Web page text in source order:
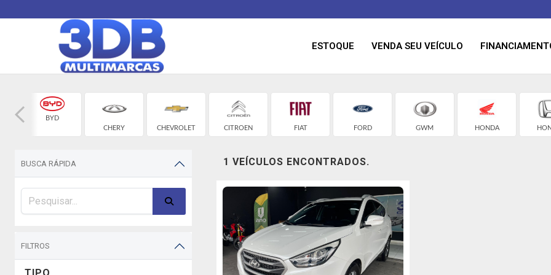
ESTOQUE VENDA SEU VEÍCULO
BYD
CHERY
CHEVROLET CITROEN FIAT FORD GWM HONDA
BUSCA RÁPIDA
FILTROS
1 VEÍCULOS ENCONTRADOS.